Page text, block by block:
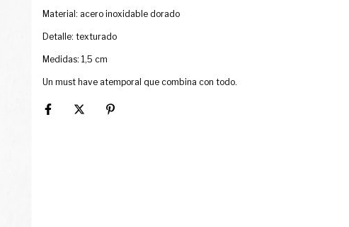
Material: acero inoxidable dorado
Detalle: texturado
Medidas: 1,5 cm
Un must have atemporal que combina con todo.